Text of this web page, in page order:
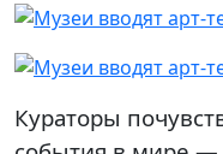
Кураторы